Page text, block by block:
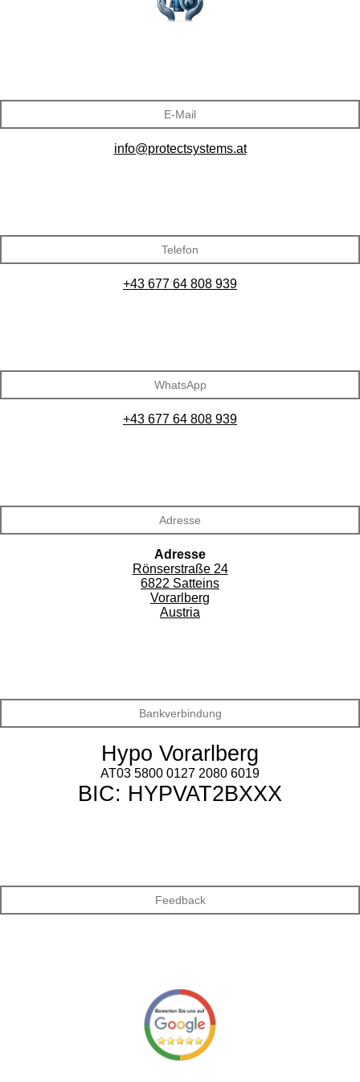
E-Mail
info@protectsystems.at
Telefon
+43 677 64 808 939
WhatsApp
+43 677 64 808 939
Adresse
Adresse
Rönserstraße 24
6822 Satteins
Vorarlberg
Austria
Bankverbindung
Hypo Vorarlberg
AT03 5800 0127 2080 6019
BIC: HYPVAT2BXXX
Feedback
a
c
e
b